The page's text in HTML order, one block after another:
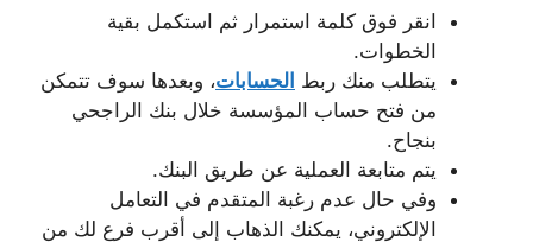
انقر فوق كلمة استمرار ثم استكمل بقية
الخطوات.
يتطلب منك ربط الحسابات، وبعدها سوف تتمكن
من فتح حساب المؤسسة خلال بنك الراجحي
بنجاح.
يتم متابعة العملية عن طريق البنك.
وفي حال عدم رغبة المتقدم في التعامل
الإلكتروني، يمكنك الذهاب إلى أقرب فرع لك من